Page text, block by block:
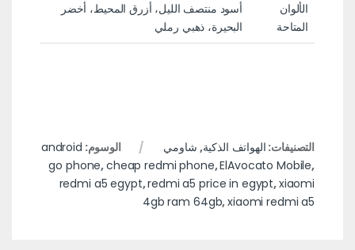
الألوان
المتاحة
أسود منتصف الليل، أزرق المحيط، أخضر
البحيرة، ذهبي رملي
التصنيفات: الهواتف الذكية, شاومي الوسوم: android
go phone,cheap redmi phone,ElAvocato Mobile,
redmi a5 egypt,redmi a5 price in egypt,xiaomi
4gb ram 64gb,xiaomi redmi a5